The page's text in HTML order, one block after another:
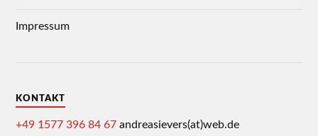
Impressum
KONTAKT
+49 1577 396 84 67 andreasievers(at)web.de